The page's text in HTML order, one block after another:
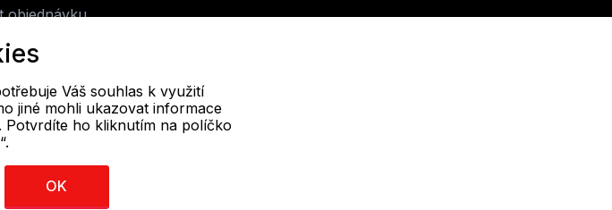
objednávku
shop.cz
Váš souhlas k využití
jiné mohli ukazovat informace
Potvrdíte ho kliknutím na políčko
OK